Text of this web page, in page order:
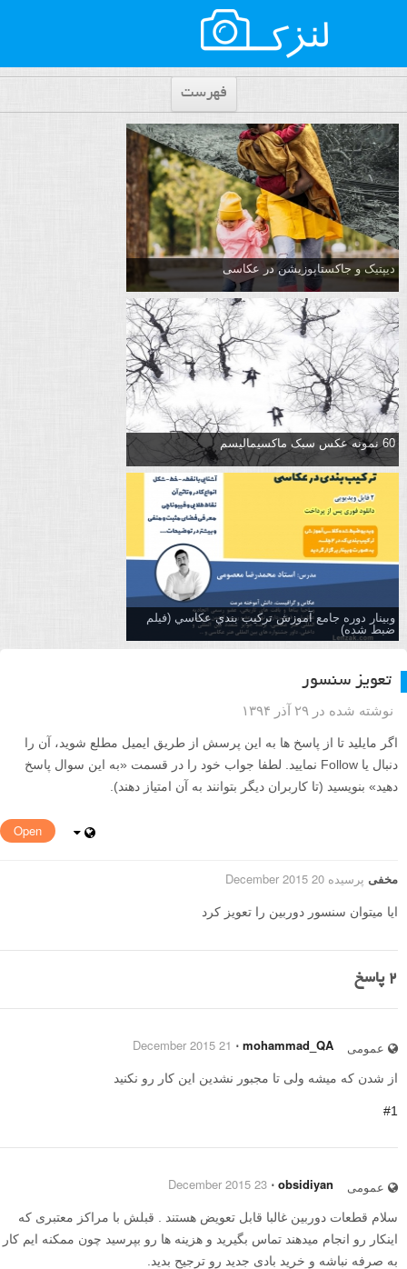
فهرست
دیپتیک و جاکستا‌پوزیشن در عکاسی
60 نمونه عکس سبک ماکسیمالیسم
وبینار دوره جامع آموزش تركيب بندي عكاسي (فیلم
ضبط شده)
تعویز سنسور
نوشته شده در ۲۹ آذر ۱۳۹۴
اگر مایلید تا از پاسخ ها به این پرسش از طریق ایمیل مطلع شوید، آن را
دنبال یا Follow نمایید. لطفا جواب خود را در قسمت «به این سوال پاسخ
دهید» بنویسید (تا کاربران دیگر بتوانند به آن امتیاز دهند).
Open
مخفی پرسیده 20 December 2015
ایا میتوان سنسور دوربین را تعویز کرد
2 پاسخ
عمومی mohammad_QA
⋅
21 December 2015
از شدن که میشه ولی تا مجبور نشدین این کار رو نکنید
#1
عمومی obsidiyan
⋅
23 December 2015
سلام قطعات دوربین غالبا قابل تعویض هستند . قبلش با مراکز معتبری که
اینکار رو انجام میدهند تماس بگیرید و هزینه ها رو بپرسید چون ممکنه ایم کار
به صرفه نباشه و خرید بادی جدید رو ترجیح بدید.